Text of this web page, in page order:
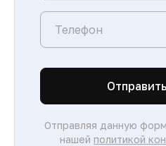
Отправляя данную
нашей политикой